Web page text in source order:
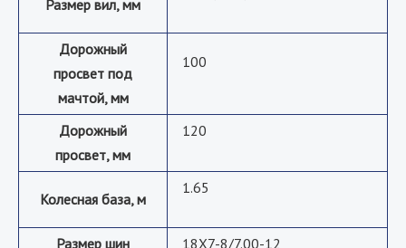
Размер вил, мм
Дорожный
просвет под
мачтой, мм
100
Дорожный
просвет, мм
120
Колесная база, м
1.65
Размер шин 18X7-8/7.00-12